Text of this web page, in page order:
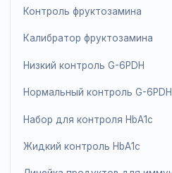
Жидкий биохимический
Мультикалибратор
Биохимический анализ
прецизионности
Линейка продуктов по
Контроль коагуляции